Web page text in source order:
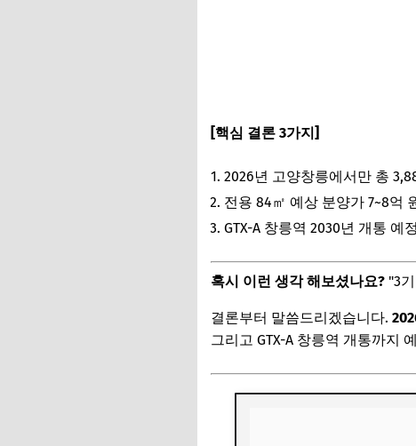
[핵심 결론 3가지]
2026년 고양창릉에서만 총
전용 84㎡ 예상 분양가 7~8억
GTX-A 창릉역 2030년 개통
혹시 이런 생각 해보셨나요? "3
결론부터 말씀드리겠습니다.
그리고 GTX-A 창릉역 개통까지